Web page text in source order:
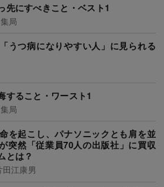
先にすべきこと・ベスト1
局
うつ病になりやすい人」に見られる
すること・ワースト1
局
を起こし、パナソニックとも肩を並
突然「従業員70人の出版社」に買収
とは？
江康男